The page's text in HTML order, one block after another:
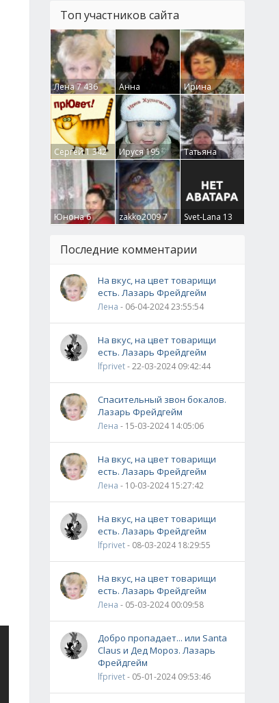
Топ участников сайта
Лена7 436
Анна
Гумлевая0
Ирина
Бруцкая41
Сергей1 342 Ируся195
Татьяна
Крючкова0
Юнона6 zakko20097 Svet-Lana 13
Последние комментарии
На вкус, на цвет товарищи
есть. Лазарь Фрейдгейм
Лена - 06-04-2024 23:55:54
На вкус, на цвет товарищи
есть. Лазарь Фрейдгейм
lfprivet- 22-03-2024 09:42:44
Спасительный звон бокалов.
Лазарь Фрейдгейм
Лена - 15-03-2024 14:05:06
На вкус, на цвет товарищи
есть. Лазарь Фрейдгейм
Лена - 10-03-2024 15:27:42
На вкус, на цвет товарищи
есть. Лазарь Фрейдгейм
lfprivet- 08-03-2024 18:29:55
На вкус, на цвет товарищи
есть. Лазарь Фрейдгейм
Лена - 05-03-2024 00:09:58
Добро пропадает... или Santa
Claus и Дед Мороз. Лазарь
Фрейдгейм
lfprivet- 05-01-2024 09:53:46